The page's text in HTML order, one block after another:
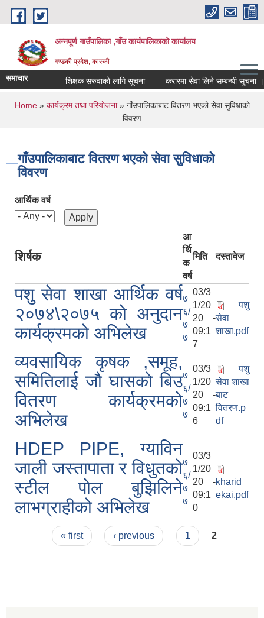
Skip to main content
अन्नपूर्ण गाउँपालिका ,गाँउ कार्यपालिकाको कार्यालय
गण्डकी प्रदेश, कास्की
समाचार शिक्षक सरुवाको लागि सूचना करारमा सेवा लिने सम्बन्धी सूचना ।
You are here
Home» कार्यक्रम तथा परियोजना» गाँउपालिकाबाट वितरण भएको सेवा सुविधाको
विवरण
गाँउपालिकाबाट वितरण भएको सेवा सुविधाको
विवरण
आर्थिक वर्ष
शिर्षक
आ
र्थि
क
वर्ष
मिति दस्तावेज
पशु सेवा शाखा आर्थिक वर्ष
२०७४\२०७५ को अनुदान
कार्यक्रमको अभिलेख
७
६/
७
७
03/3
1/20
20 -
09:1
7
पशु
सेवा
शाखा.pdf
व्यवसायिक कृषक ,समूह,
समितिलाई जौ घासको बिउ
वितरण कार्यक्रमको
अभिलेख
७
६/
७
७
03/3
1/20
20 -
09:1
6
पशु
सेवा शाखा
बाट
वितरण.p
df
HDEP PIPE, ग्याविन
जाली जस्तापाता र विधुतको
स्टील पोल बुझिलिने
लाभग्राहीको अभिलेख
७
६/
७
७
03/3
1/20
20 -
09:1
0
kharid
ekai.pdf
Pages« first ‹ previous 1 2